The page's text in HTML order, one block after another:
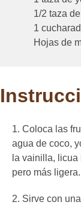
1/2 taza
1
Hojas de
Coloca las
agua de coco,
la vainilla,
pero más ligera.
Sirve con